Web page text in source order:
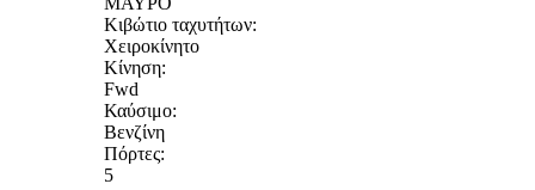
Κιβώτιο ταχυτήτων:
Χειροκίνητο
Κίνηση:
Fwd
Καύσιμο:
Βενζίνη
Πόρτες:
5